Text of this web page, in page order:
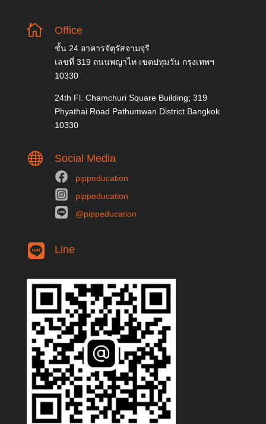
 Office
ชั้น 24 อาคารจัตุรัสจามจุรี
เลขที่ 319 ถนนพญาไท เขตปทุมวัน กรุงเทพฯ
10330
24th Fl. Chamchuri Square Building; 319
Phyathai Road Pathumwan District Bangkok
10330
 Social Media
pippeducation
pippeducation
@pippeducation
Line